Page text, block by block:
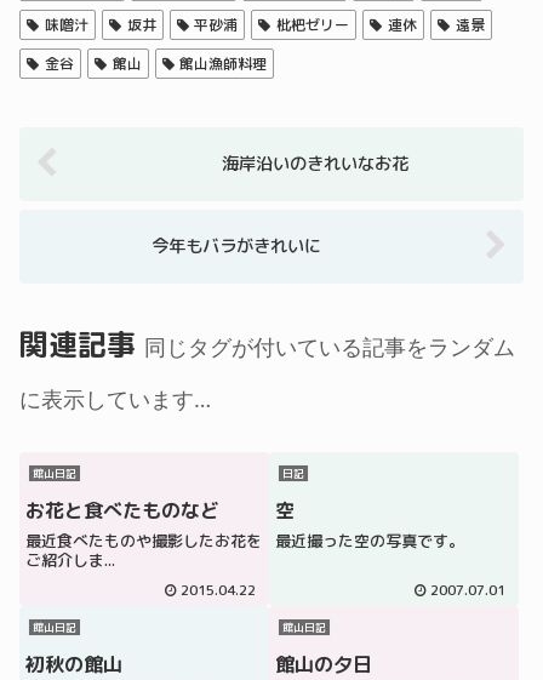
味噌汁
坂井 平砂浦 枇杷ゼリー 連休
遠景
金谷
館山 館山漁師料理
海岸沿いのきれいなお花
今年もバラがきれいに
関連記事 同じタグが付いている記事をランダム
に表示しています…
館山日記
お花と食べたものなど
最近食べたものや撮影したお花を
ご紹介しま...
2015.04.22
日記
空
最近撮った空の写真です。
2007.07.01
館山日記
初秋の館山
館山日記
館山の夕日